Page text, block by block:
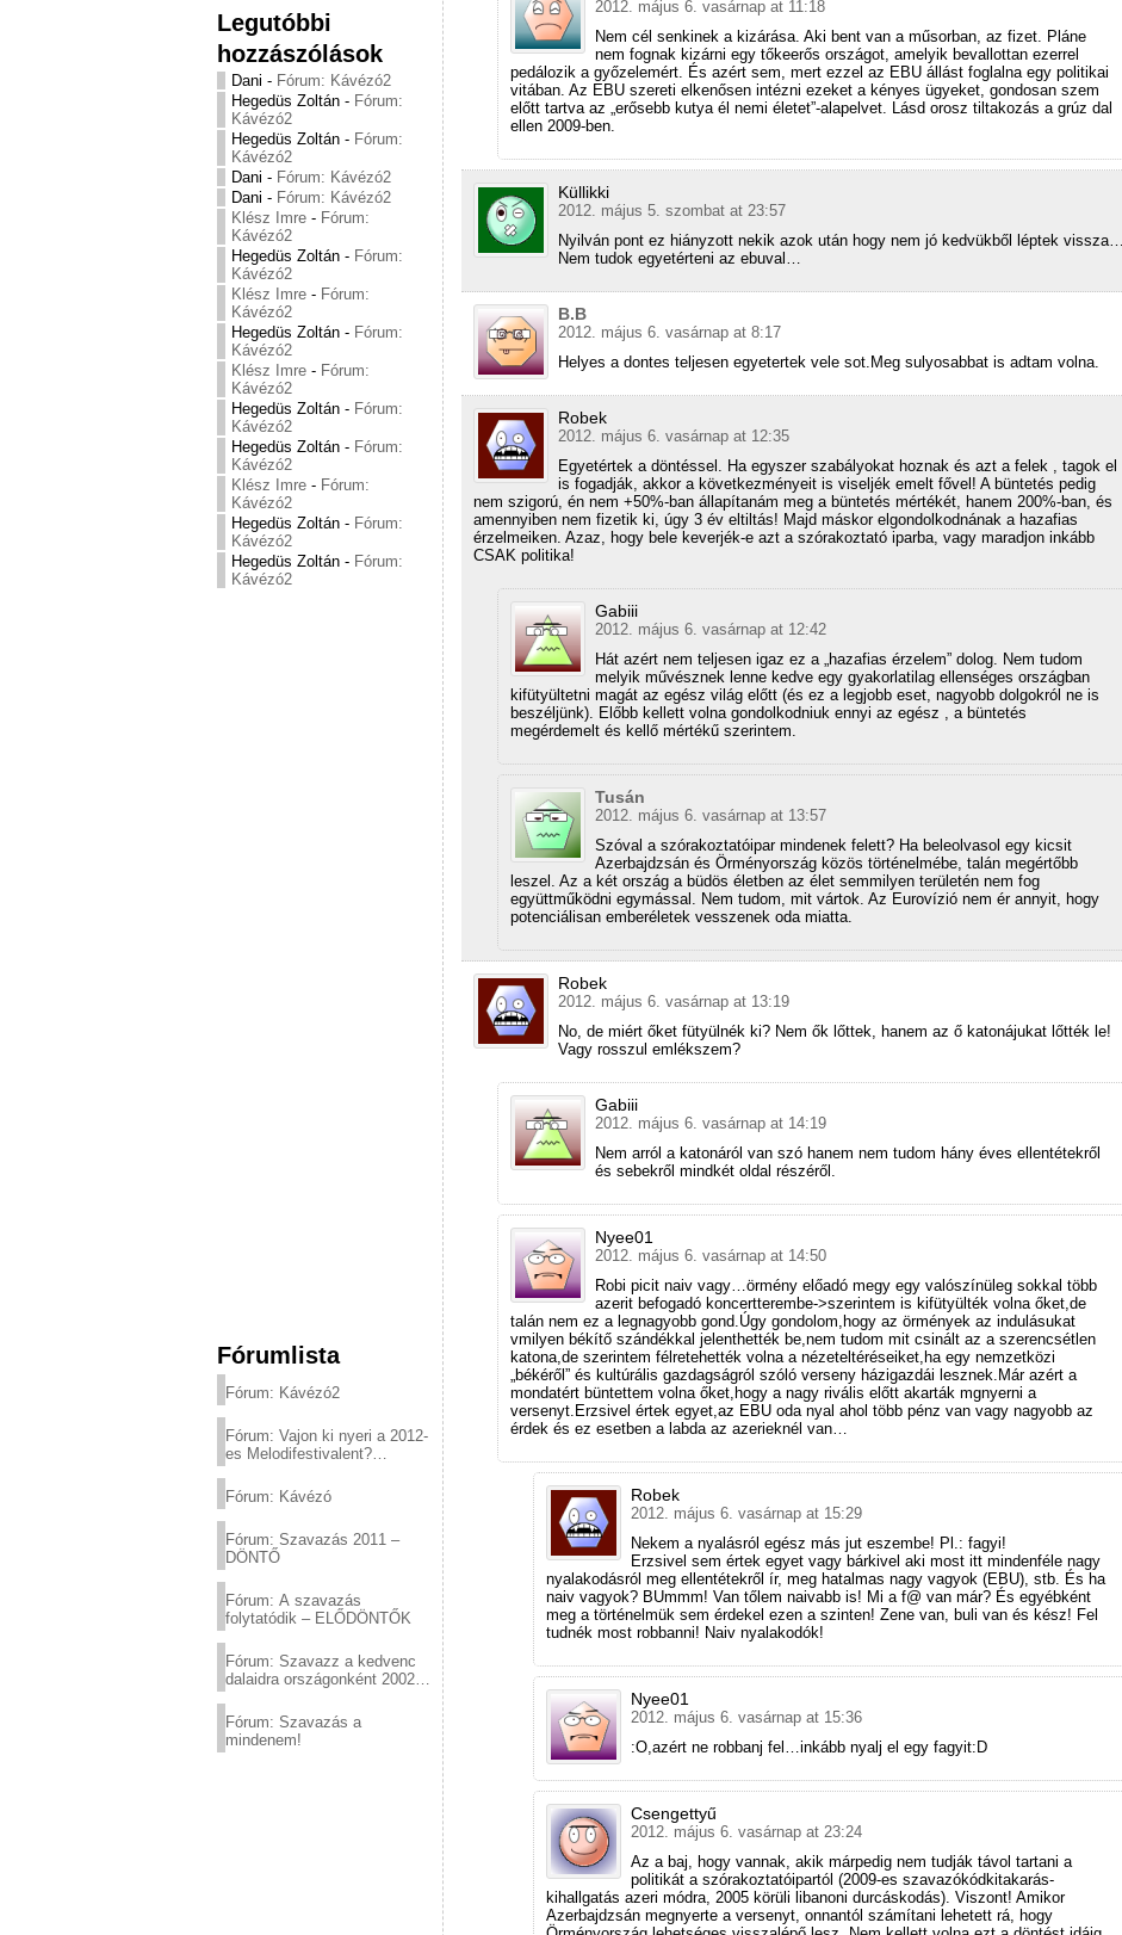
Legutóbbi
hozzászólások
Dani - Fórum: Kávézó2
Hegedüs Zoltán - Fórum:
Kávézó2
Hegedüs Zoltán - Fórum:
Kávézó2
Dani - Fórum: Kávézó2
Dani - Fórum: Kávézó2
Klész Imre - Fórum:
Kávézó2
Hegedüs Zoltán - Fórum:
Kávézó2
Klész Imre - Fórum:
Kávézó2
Hegedüs Zoltán - Fórum:
Kávézó2
Klész Imre - Fórum:
Kávézó2
Hegedüs Zoltán - Fórum:
Kávézó2
Hegedüs Zoltán - Fórum:
Kávézó2
Klész Imre - Fórum:
Kávézó2
Hegedüs Zoltán - Fórum:
Kávézó2
Hegedüs Zoltán - Fórum:
Kávézó2
Fórumlista
Fórum: Kávézó2
Fórum: Vajon ki nyeri a 2012-
es Melodifestivalent?
Fórum: Kávézó
Fórum: Szavazás 2011 –
DÖNTŐ
Fórum: A szavazás
folytatódik – ELŐDÖNTŐK
Fórum: Szavazz a kedvenc
dalaidra országonként 2002
Fórum: Szavazás a
mindenem!
2012. május 6. vasárnap at 11:18
Nem cél senkinek a kizárása. Aki bent van a műsorban, az fizet. Pláne
nem fognak kizárni egy tőkeerős országot, amelyik bevallottan ezerrel
pedálozik a győzelemért. És azért sem, mert ezzel az EBU állást foglalna egy politikai
vitában. Az EBU szereti elkenősen intézni ezeket a kényes ügyeket, gondosan szem
előtt tartva az „erősebb kutya él nemi életet”-alapelvet. Lásd orosz tiltakozás a grúz dal
ellen 2009-ben.
Küllikki
2012. május 5. szombat at 23:57
Nyilván pont ez hiányzott nekik azok után hogy nem jó kedvükből léptek vissza….
Nem tudok egyetérteni az ebuval…
B.B
2012. május 6. vasárnap at 8:17
Helyes a dontes teljesen egyetertek vele sot.Meg sulyosabbat is adtam volna.
Robek
2012. május 6. vasárnap at 12:35
Egyetértek a döntéssel. Ha egyszer szabályokat hoznak és azt a felek , tagok el
is fogadják, akkor a következményeit is viseljék emelt fővel! A büntetés pedig
nem szigorú, én nem +50%-ban állapítanám meg a büntetés mértékét, hanem 200%-ban, és
amennyiben nem fizetik ki, úgy 3 év eltiltás! Majd máskor elgondolkodnának a hazafias
érzelmeiken. Azaz, hogy bele keverjék-e azt a szórakoztató iparba, vagy maradjon inkább
CSAK politika!
Gabiii
2012. május 6. vasárnap at 12:42
Hát azért nem teljesen igaz ez a „hazafias érzelem” dolog. Nem tudom
melyik művésznek lenne kedve egy gyakorlatilag ellenséges országban
kifütyültetni magát az egész világ előtt (és ez a legjobb eset, nagyobb dolgokról ne is
beszéljünk). Előbb kellett volna gondolkodniuk ennyi az egész , a büntetés
megérdemelt és kellő mértékű szerintem.
Tusán
2012. május 6. vasárnap at 13:57
Szóval a szórakoztatóipar mindenek felett? Ha beleolvasol egy kicsit
Azerbajdzsán és Örményország közös történelmébe, talán megértőbb
leszel. Az a két ország a büdös életben az élet semmilyen területén nem fog
együttműködni egymással. Nem tudom, mit vártok. Az Eurovízió nem ér annyit, hogy
potenciálisan emberéletek vesszenek oda miatta.
Robek
2012. május 6. vasárnap at 13:19
No, de miért őket fütyülnék ki? Nem ők lőttek, hanem az ő katonájukat lőtték le!
Vagy rosszul emlékszem?
Gabiii
2012. május 6. vasárnap at 14:19
Nem arról a katonáról van szó hanem nem tudom hány éves ellentétekről
és sebekről mindkét oldal részéről.
Nyee01
2012. május 6. vasárnap at 14:50
Robi picit naiv vagy…örmény előadó megy egy valószínüleg sokkal több
azerit befogadó koncertterembe->szerintem is kifütyülték volna őket,de
talán nem ez a legnagyobb gond.Úgy gondolom,hogy az örmények az indulásukat
vmilyen békítő szándékkal jelenthették be,nem tudom mit csinált az a szerencsétlen
katona,de szerintem félretehették volna a nézeteltéréseiket,ha egy nemzetközi
„békéről” és kultúrális gazdagságról szóló verseny házigazdái lesznek.Már azért a
mondatért büntettem volna őket,hogy a nagy rivális előtt akarták mgnyerni a
versenyt.Erzsivel értek egyet,az EBU oda nyal ahol több pénz van vagy nagyobb az
érdek és ez esetben a labda az azerieknél van…
Robek
2012. május 6. vasárnap at 15:29
Nekem a nyalásról egész más jut eszembe! Pl.: fagyi!
Erzsivel sem értek egyet vagy bárkivel aki most itt mindenféle nagy
nyalakodásról meg ellentétekről ír, meg hatalmas nagy vagyok (EBU), stb. És ha
naiv vagyok? BUmmm! Van tőlem naivabb is! Mi a f@ van már? És egyébként
meg a történelmük sem érdekel ezen a szinten! Zene van, buli van és kész! Fel
tudnék most robbanni! Naiv nyalakodók!
Nyee01
2012. május 6. vasárnap at 15:36
:O,azért ne robbanj fel…inkább nyalj el egy fagyit:D
Csengettyű
2012. május 6. vasárnap at 23:24
Az a baj, hogy vannak, akik márpedig nem tudják távol tartani a
politikát a szórakoztatóipartól (2009-es szavazókódkitakarás-
kihallgatás azeri módra, 2005 körüli libanoni durcáskodás). Viszont! Amikor
Azerbajdzsán megnyerte a versenyt, onnantól számítani lehetett rá, hogy